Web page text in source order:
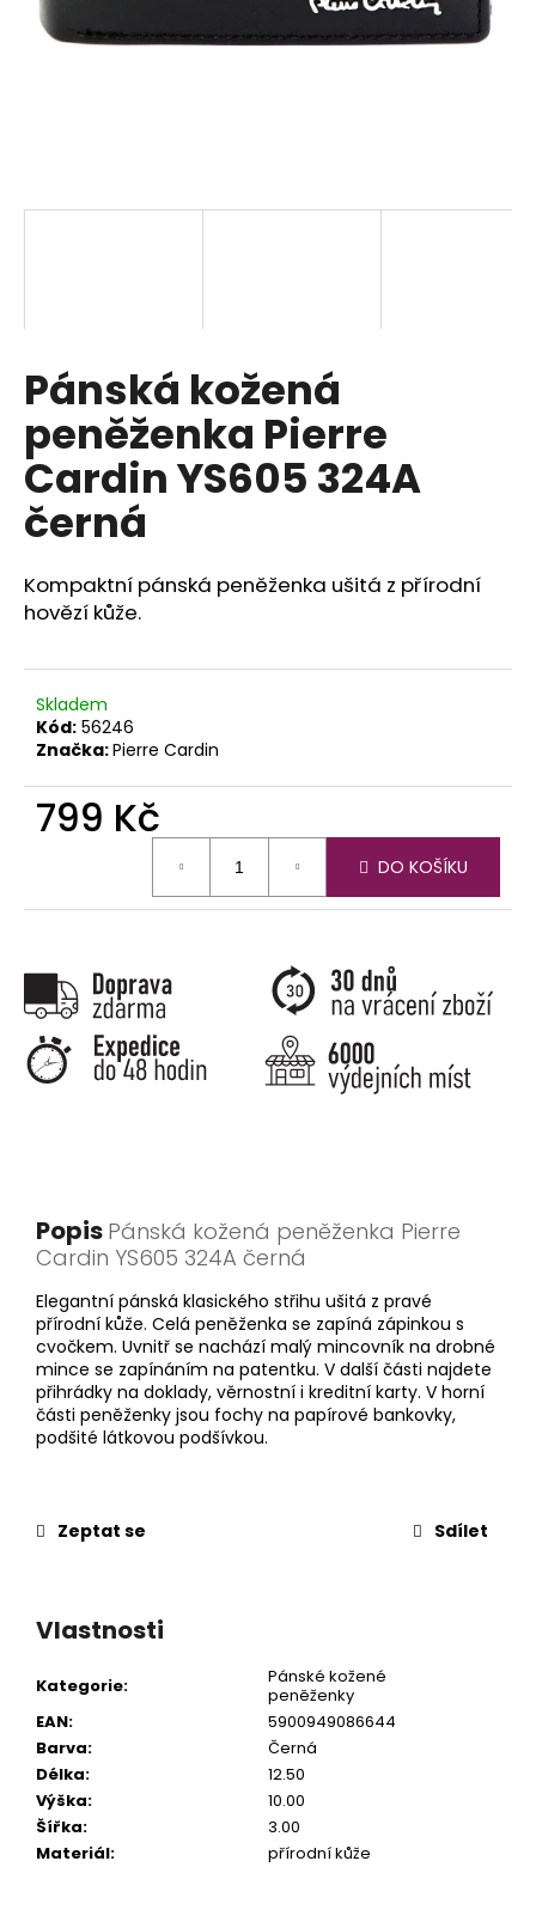
Pánská kožená
peněženka Pierre
Cardin YS605 324A
černá
Kompaktní pánská peněženka ušitá z přírodní
hovězí kůže.
Skladem
Kód: 56246
Značka:Pierre Cardin
799 Kč
DO KOŠÍKU
Popis Pánská kožená peněženka Pierre
Cardin YS605 324A černá
Elegantní pánská klasického střihu ušitá z pravé
přírodní kůže. Celá peněženka se zapíná zápinkou s
cvočkem. Uvnitř se nachází malý mincovník na drobné
mince se zapínáním na patentku. V další části najdete
přihrádky na doklady, věrnostní i kreditní karty. V horní
části peněženky jsou fochy na papírové bankovky,
podšité látkovou podšívkou.
Zeptat se Sdílet
Vlastnosti
Kategorie:
Pánské kožené
peněženky
EAN:
5900949086644
Barva:
Černá
Délka:
12.50
Výška:
10.00
Šířka:
3.00
Materiál: přírodní kůže
a
D
o
p
o
r
u
č
j
e
e